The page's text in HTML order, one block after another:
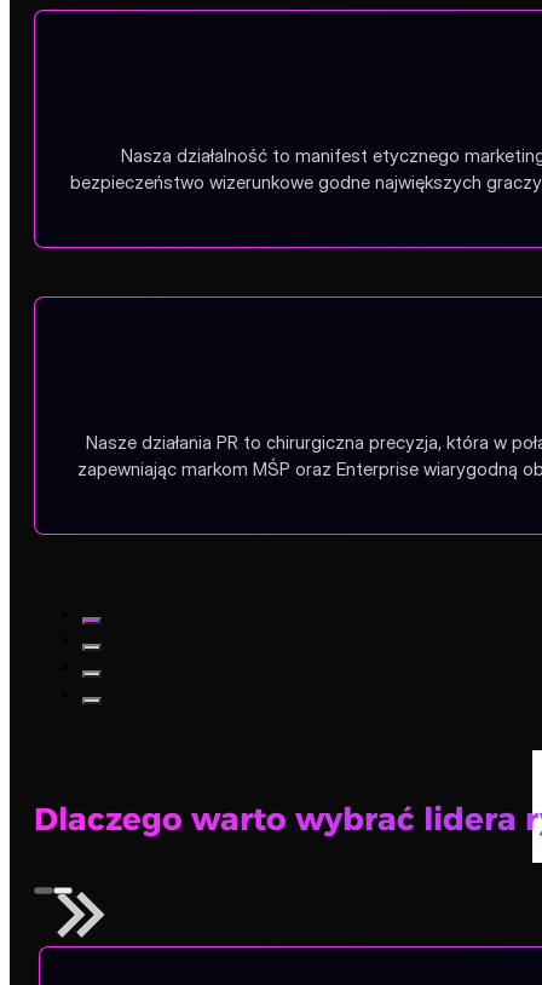
Nasza działalność to manifest etycznego
bezpieczeństwo wizerunkowe godne największych
Nasze działania PR to chirurgiczna precyzja, która w
zapewniając markom MŚP oraz Enterprise wiarygodną
Dlaczego warto wybrać lidera